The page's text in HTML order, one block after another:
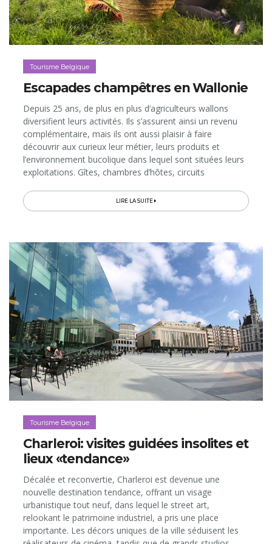
Tourisme Belgique
Escapades champêtres en Wallonie
Depuis 25 ans, de plus en plus d’agriculteurs wallons
diversifient leurs activités. Ils s’assurent ainsi un revenu
complémentaire, mais ils ont aussi plaisir à faire
découvrir aux curieux leur métier, leurs produits et
l’environnement bucolique dans lequel sont situées leurs
exploitations. Gîtes, chambres d’hôtes, circuits
magasins ou encore restaurants à la ferme… De quoi
nous composer, à prix abordable, une escapade à la fois
LIRE LA SUITE
Tourisme Belgique
Charleroi: visites guidées insolites et
lieux «tendance»
Décalée et reconvertie, Charleroi est devenue une
nouvelle destination tendance, offrant un visage
urbanistique tout neuf, dans lequel le street art,
relookant le patrimoine industriel, a pris une place
importante. Les décors uniques de la ville séduisent les